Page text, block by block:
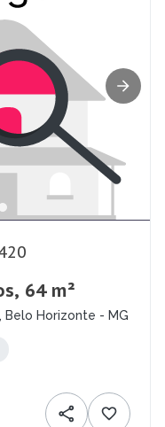
64 m²
Belo Horizonte - MG